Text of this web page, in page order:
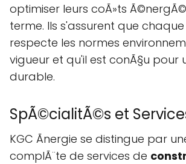
optimiser leurs coÃ»ts
terme. Ils s'assurent que
respecte les normes
vigueur et qu'il est conÃ§u pour
durable.
SpÃ©cialitÃ©s et
KGC Ãnergie se distingue par
complÃ¨te de services de